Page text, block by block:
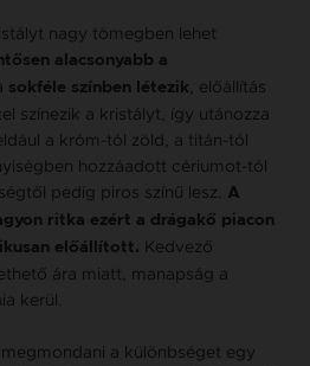
nagy tömegben lehet
alacsonyabb a
sokféle színben létezik, előállítás
színezik a kristályt, így utánozza
a króm-tól zöld, a titán-tól
hozzáadott cériumot-tól
pedig piros színű lesz. A
ritka ezért a drágakő piacon
előállított. Kedvező
ára miatt, manapság a
kerül.
a különbséget egy